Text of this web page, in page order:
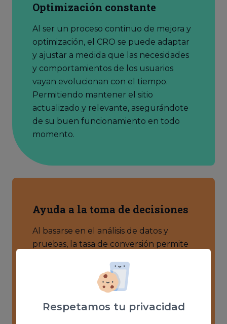
Respetamos tu privacidad
Optimización constante
Al ser un proceso continuo de mejora y
optimización, el CRO se puede adaptar
y ajustar a medida que las necesidades
y comportamientos de los usuarios
vayan evolucionan con el tiempo.
Permitiendo mantener el sitio
actualizado y relevante, asegurándote
de su buen funcionamiento en todo
momento.
Ayuda a la toma de decisiones
Al basarse en el análisis de datos y
pruebas, la tasa de conversión permite
puedes implementar en tu sitio web.
Permitiéndote identificar con precisión
y cuáles necesitan mejoras.